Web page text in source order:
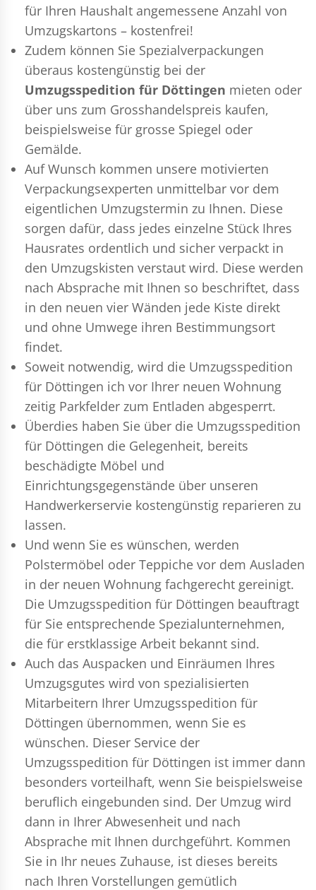
für Ihren Haushalt angemessene Anzahl von
Umzugskartons – kostenfrei!
Zudem können Sie Spezialverpackungen
überaus kostengünstig bei der
Umzugsspedition für Döttingen mieten oder
über uns zum Grosshandelspreis kaufen,
beispielsweise für grosse Spiegel oder
Gemälde.
Auf Wunsch kommen unsere motivierten
Verpackungsexperten unmittelbar vor dem
eigentlichen Umzugstermin zu Ihnen. Diese
sorgen dafür, dass jedes einzelne Stück Ihres
Hausrates ordentlich und sicher verpackt in
den Umzugskisten verstaut wird. Diese werden
nach Absprache mit Ihnen so beschriftet, dass
in den neuen vier Wänden jede Kiste direkt
und ohne Umwege ihren Bestimmungsort
findet.
Soweit notwendig, wird die Umzugsspedition
für Döttingen ich vor Ihrer neuen Wohnung
zeitig Parkfelder zum Entladen abgesperrt.
Überdies haben Sie über die Umzugsspedition
für Döttingen die Gelegenheit, bereits
beschädigte Möbel und
Einrichtungsgegenstände über unseren
Handwerkerservie kostengünstig reparieren zu
lassen.
Und wenn Sie es wünschen, werden
Polstermöbel oder Teppiche vor dem Ausladen
in der neuen Wohnung fachgerecht gereinigt.
Die Umzugsspedition für Döttingen beauftragt
für Sie entsprechende Spezialunternehmen,
die für erstklassige Arbeit bekannt sind.
Auch das Auspacken und Einräumen Ihres
Umzugsgutes wird von spezialisierten
Mitarbeitern Ihrer Umzugsspedition für
Döttingen übernommen, wenn Sie es
wünschen. Dieser Service der
Umzugsspedition für Döttingen ist immer dann
besonders vorteilhaft, wenn Sie beispielsweise
beruflich eingebunden sind. Der Umzug wird
dann in Ihrer Abwesenheit und nach
Absprache mit Ihnen durchgeführt. Kommen
Sie in Ihr neues Zuhause, ist dieses bereits
nach Ihren Vorstellungen gemütlich